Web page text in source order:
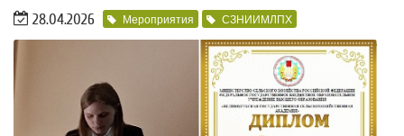
28.04.2026 Мероприятия СЗНИИМЛПХ